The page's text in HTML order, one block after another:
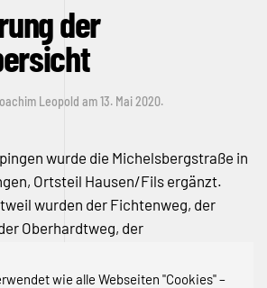
wie alle Webseiten "Cookies" –
der
Leopold am13. Mai 2020.
wurde die Michelsbergstraße in
Ortsteil Hausen/Fils ergänzt.
wurden der Fichtenweg, der
Oberhardtweg, der